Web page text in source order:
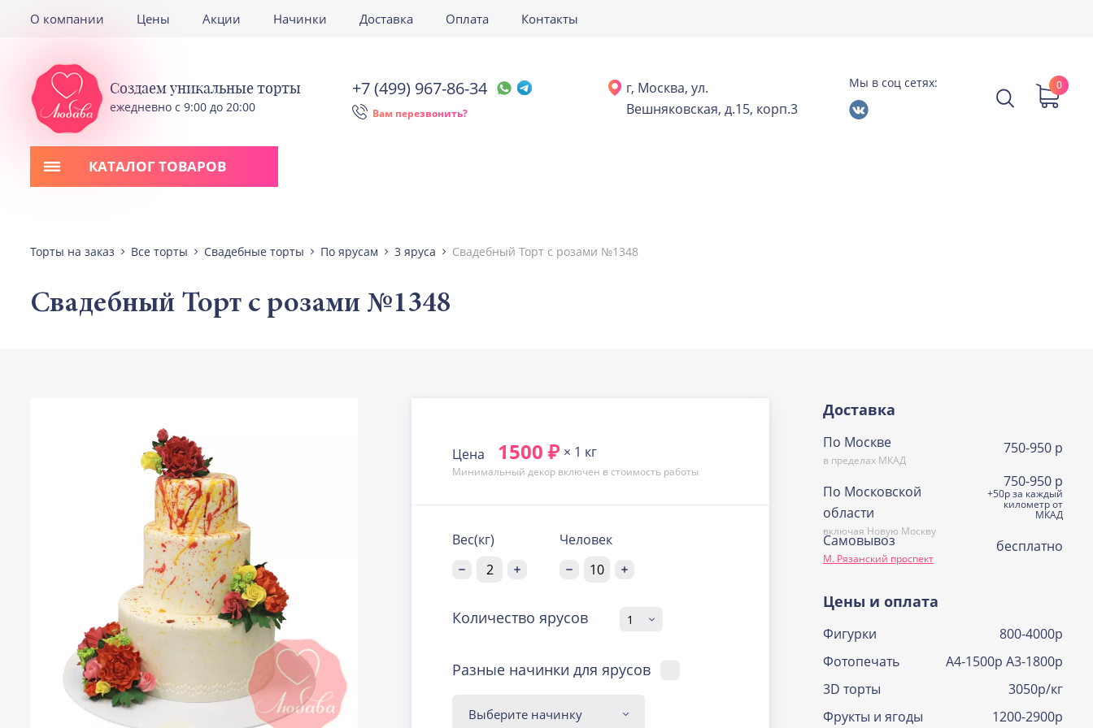
О компании Цены Акции Начинки Доставка Оплата Контакты
Создаем уникальные торты
ежедневно с 9:00 до 20:00
+7 (499) 967-86-34
Вам перезвонить?
г, Москва, ул.
Вешняковская, д.15, корп.3
Мы в соц сетях: 0
КАТАЛОГ ТОВАРОВ
Торты на заказ Все торты Свадебные торты По ярусам 3 яруса Свадебный Торт с розами №1348
Свадебный Торт с розами №1348
Цена 1500 ₽ × 1 кг
Минимальный декор включен в стоимость работы
Вес(кг) Человек
Количество ярусов
Разные начинки для ярусов
Доставка
По Москве
в пределах МКАД
750-950 р
По Московской
области
включая Новую Москву
750-950 р
+50р за каждый
километр от
МКАД
Самовывоз
М. Рязанский проспект
бесплатно
Цены и оплата
Фигурки
800-4000р
Фотопечать
А4-1500р А3-1800р
3D торты
3050р/кг
Фрукты и ягоды
1200-2900р